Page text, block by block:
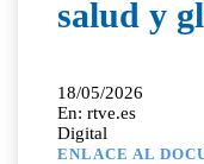
salud y
18/05/2026
En: rtve.es
Digital
ENLACE AL